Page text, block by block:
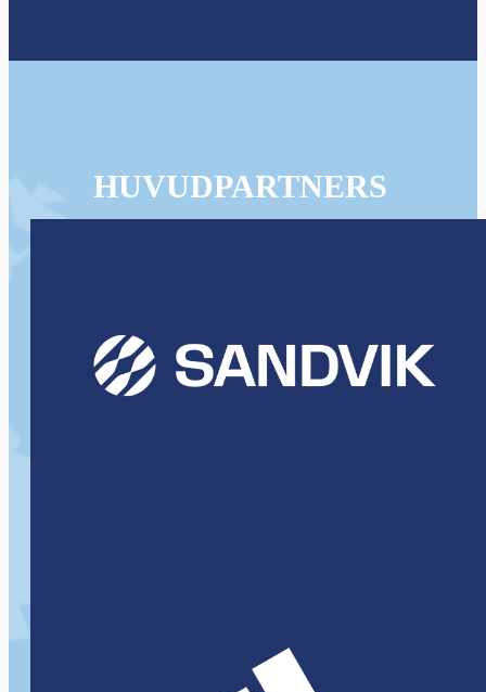
HUVUDPARTNERS